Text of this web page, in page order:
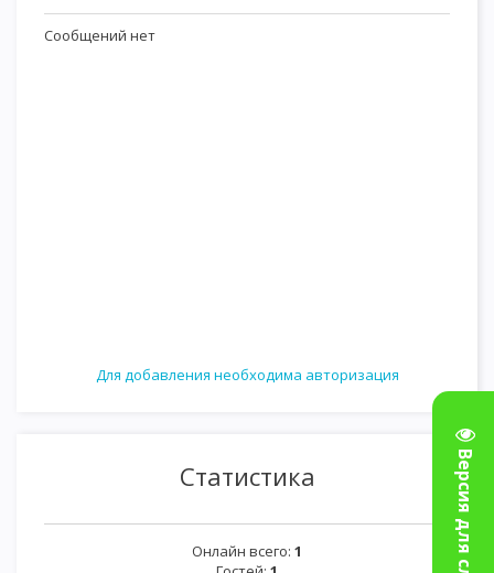
Для добавления необходима авторизация
Статистика
Онлайн всего: 1